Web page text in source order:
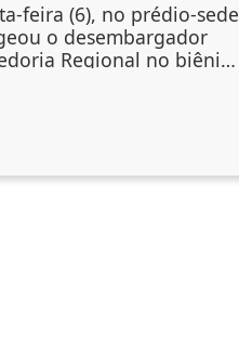
feira (6), no prédio-sede
o desembargador
Regional no biênio
de descerramento do
Marcelo Augusto
regional no
TRT-1. A solenidade